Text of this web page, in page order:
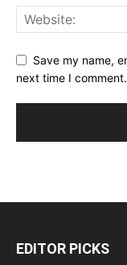
Save my name,
next time I comment.
EDITOR PICKS